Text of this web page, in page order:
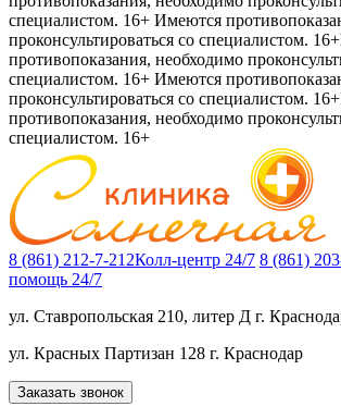
специалистом. 16+ Имеются
проконсультироваться со специалистом. 16+
противопоказания, необходимо
специалистом. 16+ Имеются
проконсультироваться со специалистом. 16+
противопоказания, необходимо
специалистом. 16+
8 (861) 212-7-212Колл-центр 24/7 8 (861)
помощь 24/7
ул. Ставропольская 210, литер Д г.
ул. Красных Партизан 128 г. Краснодар
Заказать звонок